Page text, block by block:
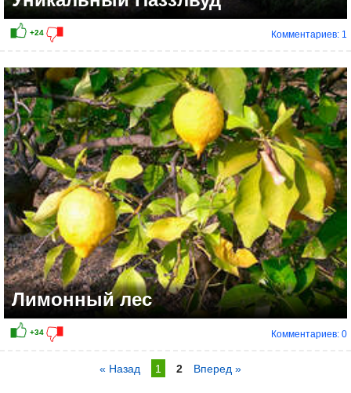
Комментариев: 1
Лимонный лес
Комментариев: 0
« Назад 1 2 Вперед »